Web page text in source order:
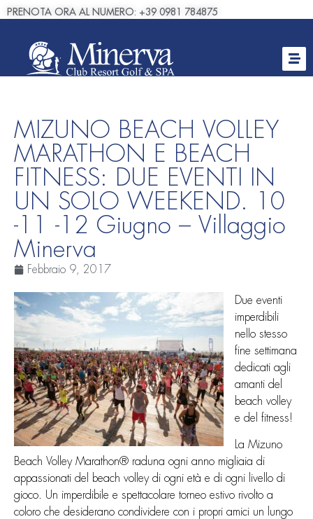
PRENOTA ORA AL NUMERO: +39 0981 784875
MIZUNO BEACH VOLLEY
MARATHON E BEACH
FITNESS: DUE EVENTI IN
UN SOLO WEEKEND. 10
-11 -12 Giugno – Villaggio
Minerva
Febbraio 9, 2017
Due eventi
imperdibili
nello stesso
fine settimana
dedicati agli
amanti del
beach volley
e del fitness!
La Mizuno
Beach Volley Marathon® raduna ogni anno migliaia di
appassionati del beach volley di ogni età e di ogni livello di
gioco. Un imperdibile e spettacolare torneo estivo rivolto a
coloro che desiderano condividere con i propri amici un lungo